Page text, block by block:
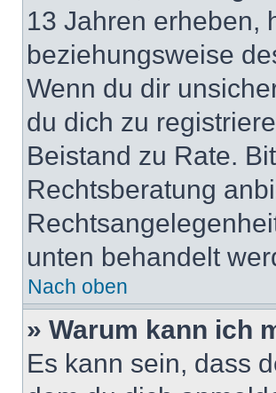
13 Jahren erheben,
beziehungsweise
Wenn du dir
du dich zu
Beistand zu Rate.
Rechtsberatung
unten behandelt
Nach oben
» Warum kann ich
Es kann sein, dass